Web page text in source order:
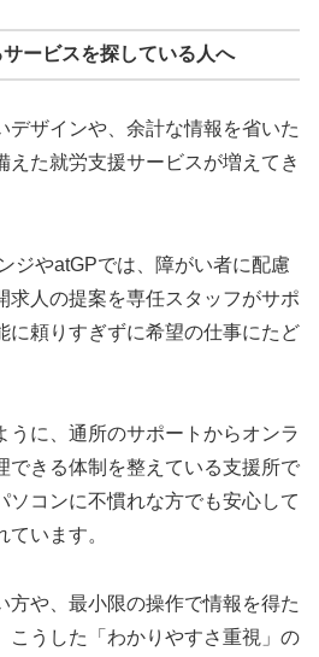
ービスを探している人へ
デザインや、余計な情報を省いた
えた就労支援サービスが増えてき
ジやatGPでは、障がい者に配慮
求人の提案を専任スタッフがサポ
に頼りすぎずに希望の仕事にたど
うに、通所のサポートからオンラ
できる体制を整えている支援所で
ソコンに不慣れな方でも安心して
います。
方や、最小限の操作で情報を得た
こうした「わかりやすさ重視」の